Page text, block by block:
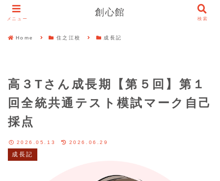
Home 住之江校 成長記
高３Tさん成長期【第５回】第１
回全統共通テスト模試マーク自己
採点
成長記
2026.05.13 2026.06.29
メニュー
創心館
検索